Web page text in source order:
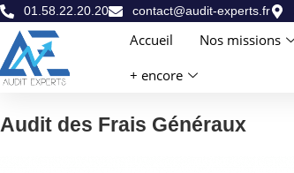
01.58.22.20.20 contact@audit-experts.fr
Accueil Nos missions
+ encore
Audit des Frais Généraux